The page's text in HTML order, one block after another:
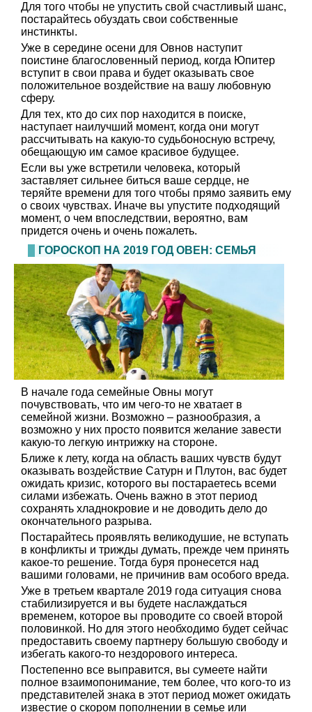
Для того чтобы не упустить свой счастливый шанс,
постарайтесь обуздать свои собственные
инстинкты.
Уже в середине осени для Овнов наступит
поистине благословенный период, когда Юпитер
вступит в свои права и будет оказывать свое
положительное воздействие на вашу любовную
сферу.
Для тех, кто до сих пор находится в поиске,
наступает наилучший момент, когда они могут
рассчитывать на какую-то судьбоносную встречу,
обещающую им самое красивое будущее.
Если вы уже встретили человека, который
заставляет сильнее биться ваше сердце, не
теряйте времени для того чтобы прямо заявить ему
о своих чувствах. Иначе вы упустите подходящий
момент, о чем впоследствии, вероятно, вам
придется очень и очень пожалеть.
ГОРОСКОП НА 2019 ГОД ОВЕН: СЕМЬЯ
В начале года семейные Овны могут
почувствовать, что им чего-то не хватает в
семейной жизни. Возможно – разнообразия, а
возможно у них просто появится желание завести
какую-то легкую интрижку на стороне.
Ближе к лету, когда на область ваших чувств будут
оказывать воздействие Сатурн и Плутон, вас будет
ожидать кризис, которого вы постараетесь всеми
силами избежать. Очень важно в этот период
сохранять хладнокровие и не доводить дело до
окончательного разрыва.
Постарайтесь проявлять великодушие, не вступать
в конфликты и трижды думать, прежде чем принять
какое-то решение. Тогда буря пронесется над
вашими головами, не причинив вам особого вреда.
Уже в третьем квартале 2019 года ситуация снова
стабилизируется и вы будете наслаждаться
временем, которое вы проводите со своей второй
половинкой. Но для этого необходимо будет сейчас
предоставить своему партнеру большую свободу и
избегать какого-то нездорового интереса.
Постепенно все выправится, вы сумеете найти
полное взаимопонимание, тем более, что кого-то из
представителей знака в этот период может ожидать
известие о скором пополнении в семье или